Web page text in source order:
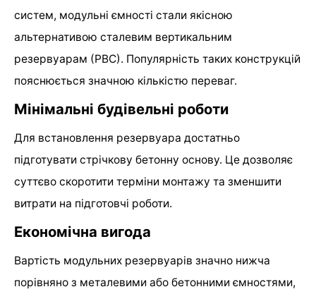
систем, модульні ємності стали якісною
альтернативою сталевим вертикальним
резервуарам (РВС). Популярність таких конструкцій
пояснюється значною кількістю переваг.
Мінімальні будівельні роботи
Для встановлення резервуара достатньо
підготувати стрічкову бетонну основу. Це дозволяє
суттєво скоротити терміни монтажу та зменшити
витрати на підготовчі роботи.
Економічна вигода
Вартість модульних резервуарів значно нижча
порівняно з металевими або бетонними ємностями,